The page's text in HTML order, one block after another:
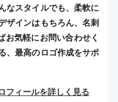
なスタイルでも、柔軟に
ザインはもちろん、名刺
お気軽にお問い合わせく
、最高のロゴ作成をサポ
フィールを詳しく見る